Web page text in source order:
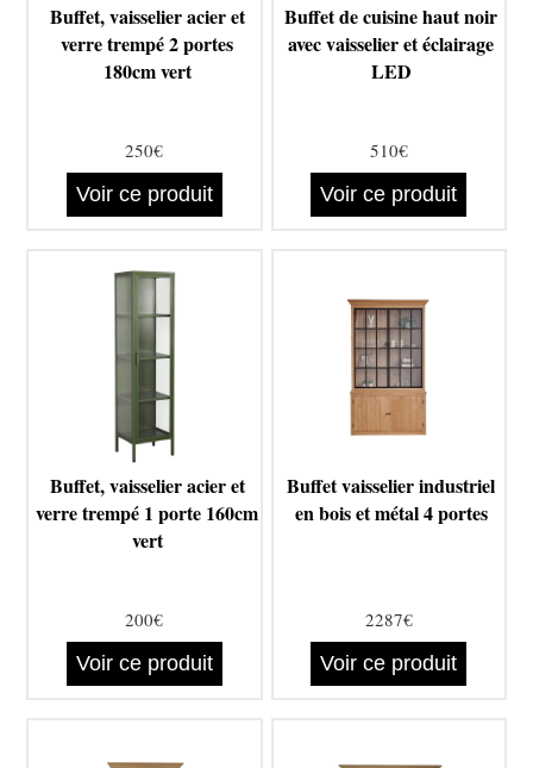
Buffet, vaisselier acier et
verre trempé 2 portes
180cm vert
250€
Voir ce produit
Buffet de cuisine haut noir
avec vaisselier et éclairage
LED
510€
Voir ce produit
Buffet, vaisselier acier et
verre trempé 1 porte 160cm
vert
200€
Voir ce produit
Buffet vaisselier industriel
en bois et métal 4 portes
2287€
Voir ce produit